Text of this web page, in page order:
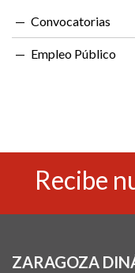
Convocatorias
Empleo Público
Recibe
ZARAGOZA